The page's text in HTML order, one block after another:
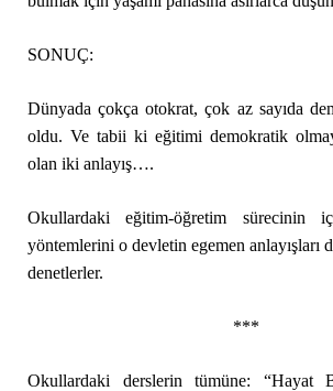
SONUÇ:
Dünyada çokça otokrat, çok az sayıda
oldu. Ve tabii ki eğitimi demokratik
olan iki anlayış….
Okullardaki eğitim-öğretim sürecinin
yöntemlerini o devletin egemen anlayışları
denetlerler.
***
Okullardaki derslerin tümüne: “Hayat